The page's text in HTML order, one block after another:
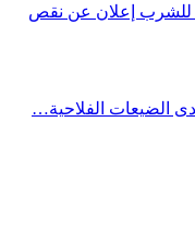
للشرب إعلان عن نقص
الضيعات الفلاحية…